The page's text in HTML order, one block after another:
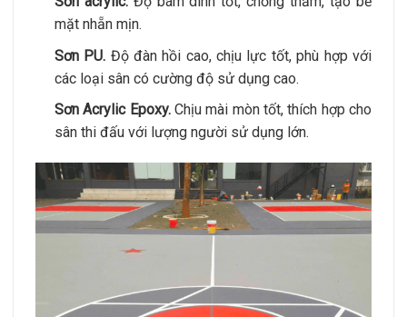
mặt nhẵn mịn.
Sơn PU. Độ đàn hồi cao, chịu lực tốt, phù hợp với
các loại sân có cường độ sử dụng cao.
Sơn Acrylic Epoxy.Chịu mài mòn tốt, thích hợp cho
sân thi đấu với lượng người sử dụng lớn.